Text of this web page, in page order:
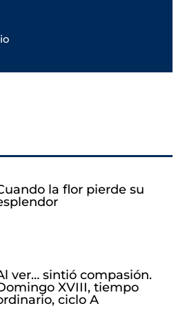
la flor pierde su
ver… sintió compasión.
XVIII, tiempo
ciclo A